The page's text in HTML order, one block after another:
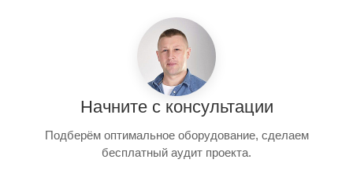
Начните с консультации
Подберём оптимальное оборудование, сделаем
бесплатный аудит проекта.